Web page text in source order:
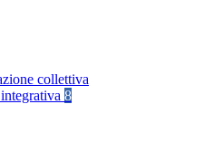
collettiva
8